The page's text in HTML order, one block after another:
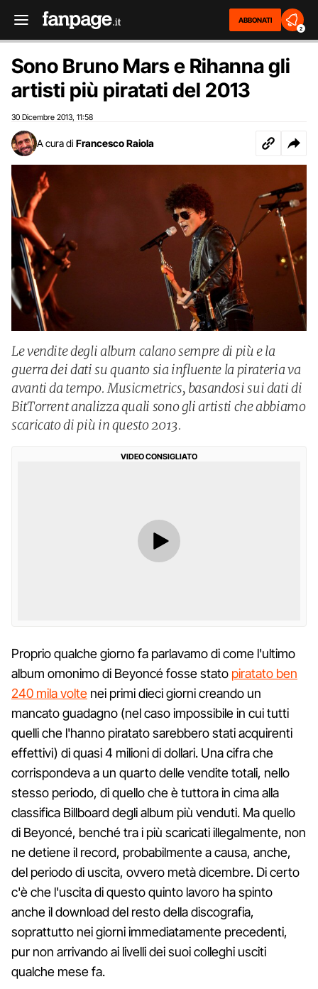
ABBONATI
2
Sono Bruno Mars e Rihanna gli
artisti più piratati del 2013
30 Dicembre 2013 11:58
A cura di Francesco Raiola
Le vendite degli album calano sempre di più e la
guerra dei dati su quanto sia influente la pirateria va
avanti da tempo. Musicmetrics, basandosi sui dati di
BitTorrent analizza quali sono gli artisti che abbiamo
scaricato di più in questo 2013.
VIDEO CONSIGLIATO
Proprio qualche giorno fa parlavamo di come l'ultimo
album omonimo di Beyoncé fosse stato piratato ben
240 mila volte nei primi dieci giorni creando un
mancato guadagno (nel caso impossibile in cui tutti
quelli che l'hanno piratato sarebbero stati acquirenti
effettivi) di quasi 4 milioni di dollari. Una cifra che
corrispondeva a un quarto delle vendite totali, nello
stesso periodo, di quello che è tuttora in cima alla
classifica Billboard degli album più venduti. Ma quello
di Beyoncé, benché tra i più scaricati illegalmente, non
ne detiene il record, probabilmente a causa, anche,
del periodo di uscita, ovvero metà dicembre. Di certo
c'è che l'uscita di questo quinto lavoro ha spinto
anche il download del resto della discografia,
soprattutto nei giorni immediatamente precedenti,
pur non arrivando ai livelli dei suoi colleghi usciti
qualche mese fa.